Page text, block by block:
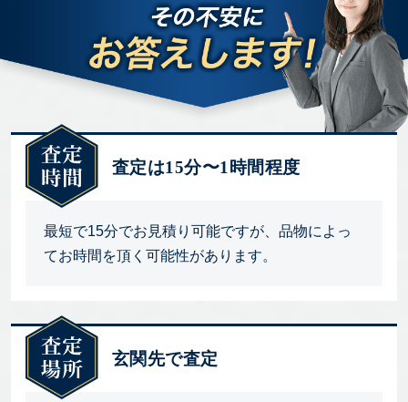
査定は15分〜1時間程度
最短で15分でお見積り可能ですが、品物によっ
てお時間を頂く可能性があります。
玄関先で査定